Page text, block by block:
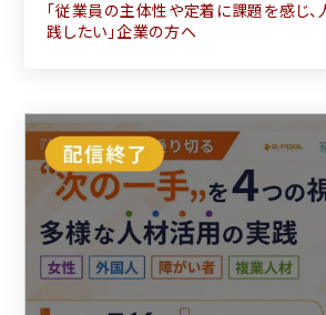
「従業員の主体性や定着に課題を感じ
践したい」企業の方へ